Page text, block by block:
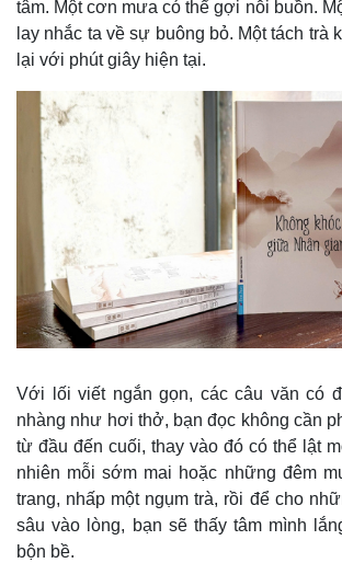
Pháp luật
Tin nóng
Tư vấn luật
Quân sự -
Việt Nam
Phân tích
tâm. Một cơn mưa có thể gợi nỗi buồn.
lay nhắc ta về sự buông bỏ. Một tách trà
lại với phút giây hiện tại.
Với lối viết ngắn gọn, các câu văn có
nhàng như hơi thở, bạn đọc không cần
từ đầu đến cuối, thay vào đó có thể lật
nhiên mỗi sớm mai hoặc những đêm
trang, nhấp một ngụm trà, rồi để cho
sâu vào lòng, bạn sẽ thấy tâm mình
bộn bề.